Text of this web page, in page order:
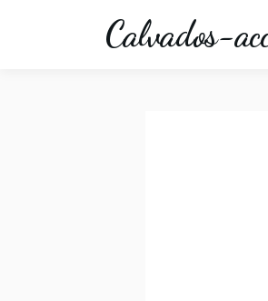
Calvados-